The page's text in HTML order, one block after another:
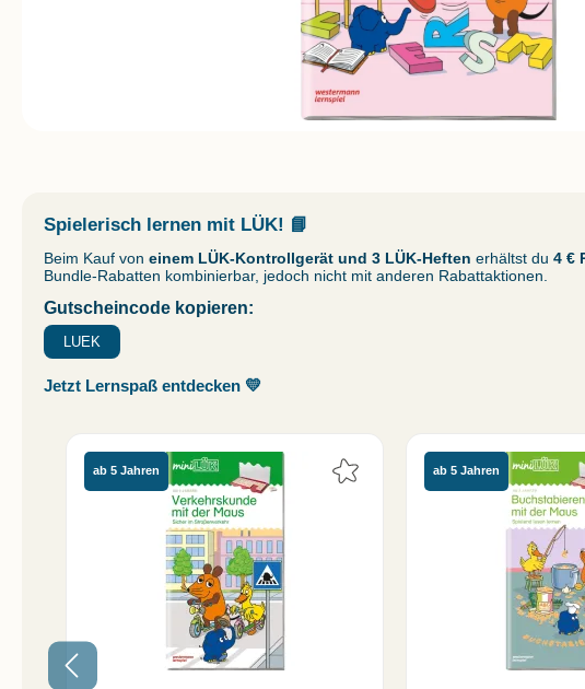
Spielerisch lernen mit LÜK! 📘
Beim Kauf von einem LÜK-Kontrollgerät und 3 LÜK-Heften erhältst du 4 €
Bundle-Rabatten kombinierbar, jedoch nicht mit anderen Rabattaktionen.
Gutscheincode kopieren:
LUEK
Jetzt Lernspaß entdecken 💛
ab 5 Jahren ab 5 Jahren